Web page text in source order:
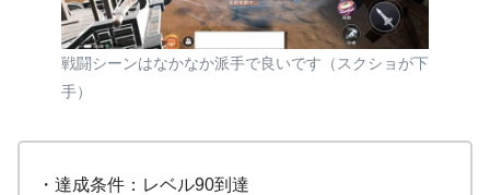
戦闘シーンはなかなか派手で良いです（スクショが下
手）
・達成条件：レベル90到達